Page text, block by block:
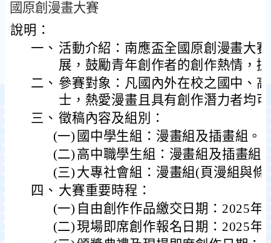
國原創漫畫大賽
說明：
一、 活動介紹：南應盃全國原創漫畫大
展，鼓勵青年創作者的創作熱情，
二、 參賽對象：凡國內外在校之國中、
士，熱愛漫畫且具有創作潛力者均
三、 徵稿內容及組別：
(一) 國中學生組：漫畫組及插畫組。
(二) 高中職學生組：漫畫組及插畫組
(三) 大專社會組：漫畫組(頁漫組與
四、 大賽重要時程：
(一) 自由創作作品繳交日期：2025年
(二)現場即席創作報名日期：2025年